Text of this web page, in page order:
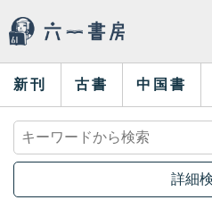
新刊 古書 中国書
詳細